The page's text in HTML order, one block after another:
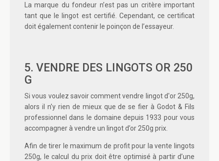
La marque du fondeur n’est pas un critère important
tant que le lingot est certifié. Cependant, ce certificat
doit également contenir le poinçon de l’essayeur.
5. VENDRE DES LINGOTS OR 250
G
Si vous voulez savoircomment vendre lingot d'or 250g,
alors il n’y rien de mieux que de se fier à Godot & Fils
professionnel dans le domaine depuis 1933 pour vous
accompagner à vendre un lingot d’or 250g prix
Afin de tirer le maximum de profit pour la vente lingots
250g, le calcul du prix doit être optimisé à partir d’une